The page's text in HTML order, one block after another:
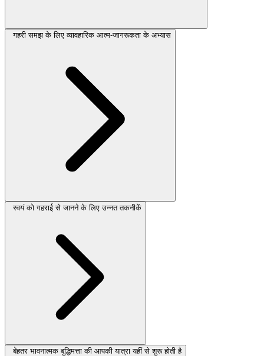
गहरी समझ के लिए व्यावहारिक आत्म-जागरूकता के अभ्यास
स्वयं को गहराई से जानने के लिए उन्नत तकनीकें
बेहतर भावनात्मक बुद्धिमत्ता की आपकी यात्रा यहीं से शुरू होती है